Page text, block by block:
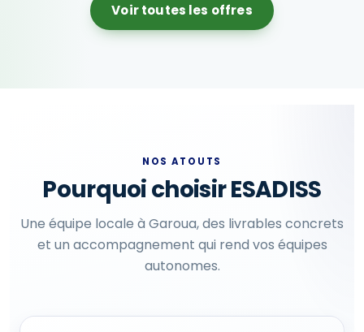
Voir toutes les offres
NOS ATOUTS
Pourquoi choisir ESADISS
Une équipe locale à Garoua, des livrables concrets
et un accompagnement qui rend vos équipes
autonomes.